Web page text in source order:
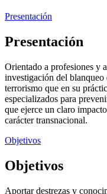
Presentación
Presentación
Orientado a profesiones y
investigación del
terrorismo que en su
especializados para
que ejerce un claro
carácter transnacional.
Objetivos
Objetivos
Aportar destrezas y